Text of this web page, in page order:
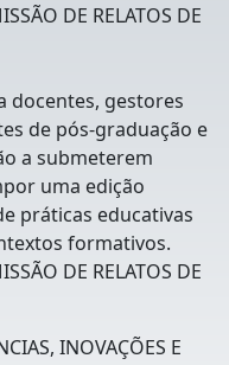
DE RELATOS DE
docentes, gestores
de pós-graduação e
a submeterem
uma edição
práticas educativas
formativos.
DE RELATOS DE
INOVAÇÕES E